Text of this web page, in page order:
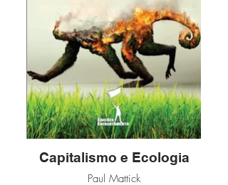
Capitalismo e Ecologia
Paul Mattick